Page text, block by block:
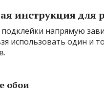
инструкция для
подклейки напрямую
использовать один и
обои